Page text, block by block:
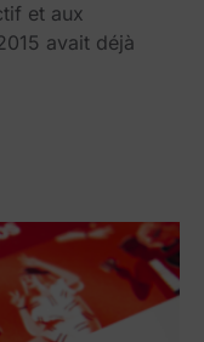
et aux
avait déjà